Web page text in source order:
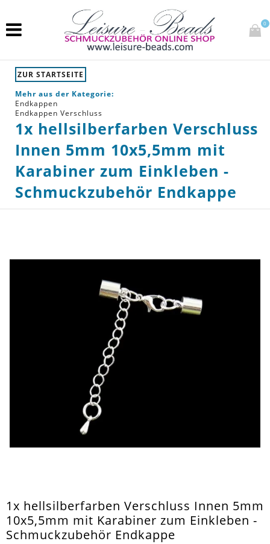
0
ZUR STARTSEITE
Mehr aus der Kategorie:
Endkappen
Endkappen Verschluss
1x hellsilberfarben Verschluss
Innen 5mm 10x5,5mm mit
Karabiner zum Einkleben -
Schmuckzubehör Endkappe
1x hellsilberfarben Verschluss Innen 5mm
10x5,5mm mit Karabiner zum Einkleben -
Schmuckzubehör Endkappe